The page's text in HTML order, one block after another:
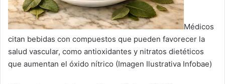
Médicos
citan bebidas con compuestos que pueden favorecer la
salud vascular, como antioxidantes y nitratos dietéticos
que aumentan el óxido nítrico (Imagen Ilustrativa Infobae)